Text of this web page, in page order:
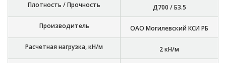
Плотность / Прочность Д700 / Б3.5
Производитель ОАО Могилевский КСИ РБ
Расчетная нагрузка, кН/м 2 кН/м